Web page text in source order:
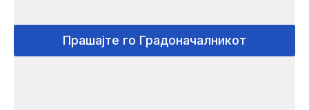
Прашајте го Градоначалникот